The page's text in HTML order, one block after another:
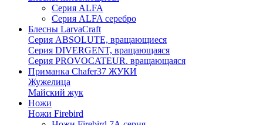
Серия ALFA
Серия ALFA серебро
Блесны LarvaCraft
Серия ABSOLUTE, вращающиеся
Серия DIVERGENT, вращающаяся
Серия PROVOCATEUR. вращающаяся
Приманка Chafer37 ЖУКИ
Жужелица
Майский жук
Ножи
Ножи Firebird